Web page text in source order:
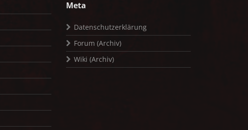
Meta
Datenschutzerklärung
Forum (Archiv)
Wiki (Archiv)